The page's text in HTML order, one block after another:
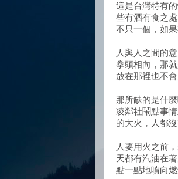
這是台灣特有
些有酒有食之
不只一個，如
人與人之間的
拳頭相向，那
放在那裡也不會
那所缺的是什
凌鄰社鬧點事
的大火，人都
人要用火之前
天都有汽油在
點一點地噴向